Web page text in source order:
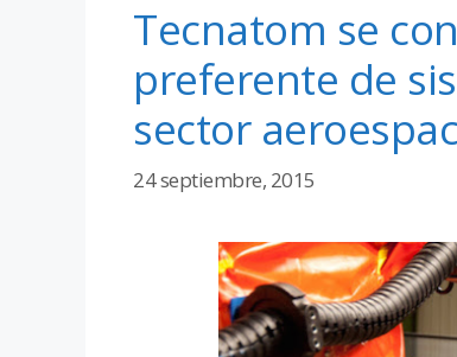
Tecnatom se
preferente de
sector
24 septiembre, 2015